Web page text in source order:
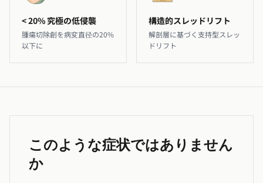
< 20% 究極の低侵襲
腫瘍切除創を病変直径の20%
以下に
構造的スレッドリフト
解剖層に基づく支持型スレッ
ドリフト
このような症状ではありません
か